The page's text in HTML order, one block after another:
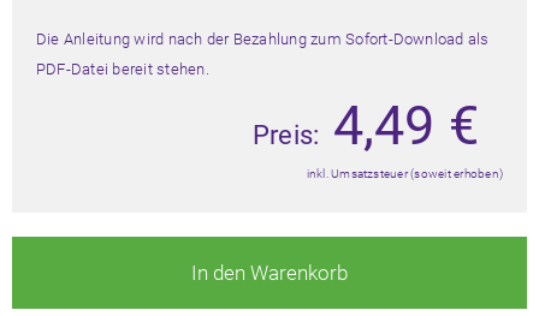
Die Anleitung wird nach der Bezahlung zum Sofort-Download als
PDF-Datei bereit stehen.
Preis: 4,49 €
inkl. Umsatzsteuer (soweit erhoben)
In den Warenkorb